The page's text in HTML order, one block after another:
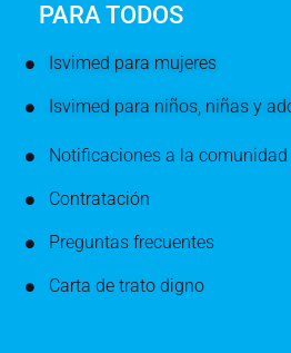
PARA TODOS
Isvimed para mujeres
Isvimed para niños, niñas y
Notificaciones a la comunidad
Contratación
Preguntas frecuentes
Carta de trato digno